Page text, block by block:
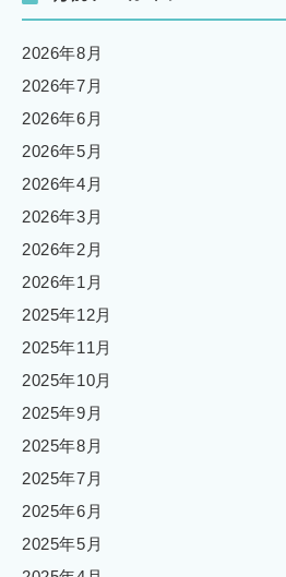
2026年8月
2026年7月
2026年6月
2026年5月
2026年4月
2026年3月
2026年2月
2026年1月
2025年12月
2025年11月
2025年10月
2025年9月
2025年8月
2025年7月
2025年6月
2025年5月